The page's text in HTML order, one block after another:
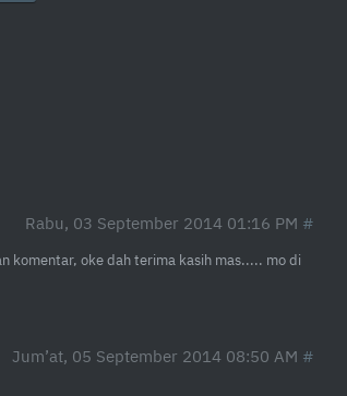
Rabu, 03 September 2014 01:16 PM
komentar, oke dah terima kasih mas..... mo di
Jum’at, 05 September 2014 08:50 AM